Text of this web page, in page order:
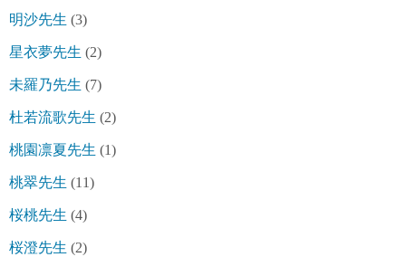
明沙先生 (3)
星衣夢先生 (2)
未羅乃先生 (7)
杜若流歌先生 (2)
桃園凛夏先生 (1)
桃翠先生 (11)
桜桃先生 (4)
桜澄先生 (2)